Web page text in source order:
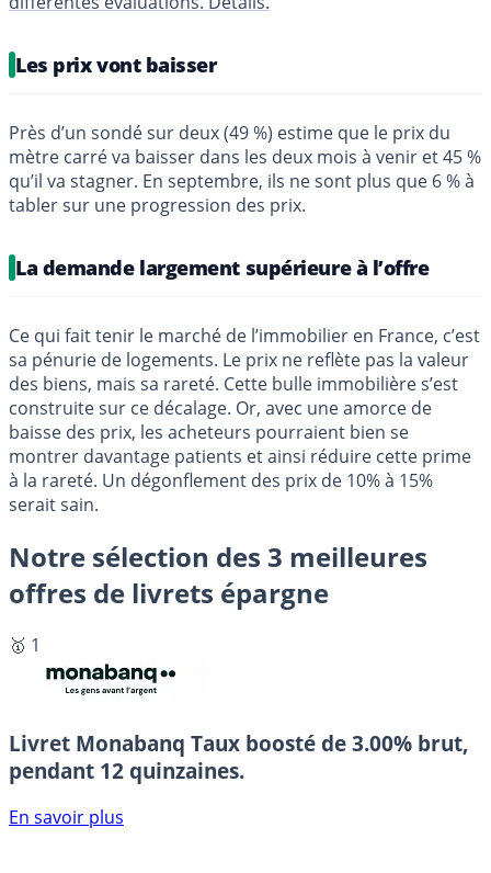
Les prix vont baisser
Près d’un sondé sur deux (49 %) estime que le prix du
mètre carré va baisser dans les deux mois à venir et 45 %
qu’il va stagner. En septembre, ils ne sont plus que 6 % à
tabler sur une progression des prix.
La demande largement supérieure à l’offre
Ce qui fait tenir le marché de l’immobilier en France, c’est
sa pénurie de logements. Le prix ne reflète pas la valeur
des biens, mais sa rareté. Cette bulle immobilière s’est
construite sur ce décalage. Or, avec une amorce de
baisse des prix, les acheteurs pourraient bien se
montrer davantage patients et ainsi réduire cette prime
à la rareté. Un dégonflement des prix de 10% à 15%
serait sain.
Notre sélection des 3 meilleures
offres de livrets épargne
🥇 1
Livret Monabanq Taux boosté de 3.00% brut,
pendant 12 quinzaines.
En savoir plus